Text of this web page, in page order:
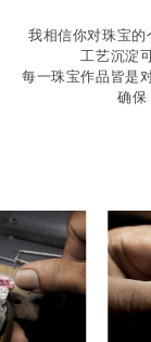
我相信你对珠宝的
工艺沉淀
每一珠宝作品皆是
确保